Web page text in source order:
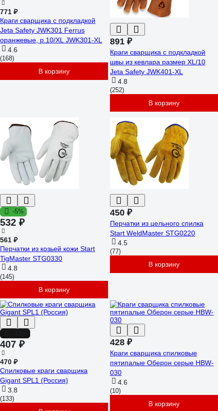
771 ₽
Краги сварщика с подкладкой
Jeta Safety JWK301 Ferrus
оранжевые, р.10/XL JWK301-XL
4.6
(168)
В корзину
891 ₽
Краги сварщика с подкладкой
швы из кевлара размер XL/10
Jeta Safety JWK401-XL
4.8
(252)
В корзину
-5%
532 ₽
561 ₽
Перчатки из козьей кожи Start
TigMaster STG0330
4.8
(145)
В корзину
450 ₽
Перчатки из цельного спилка
Start WeldMaster STG0220
4.5
(77)
В корзину
407 ₽
470 ₽
Спилковые краги сварщика
Gigant SPL1 (Россия)
3.8
(133)
428 ₽
Краги сварщика спилковые
пятипалые Оберон серые HBW-
030
4.6
(10)
В корзину